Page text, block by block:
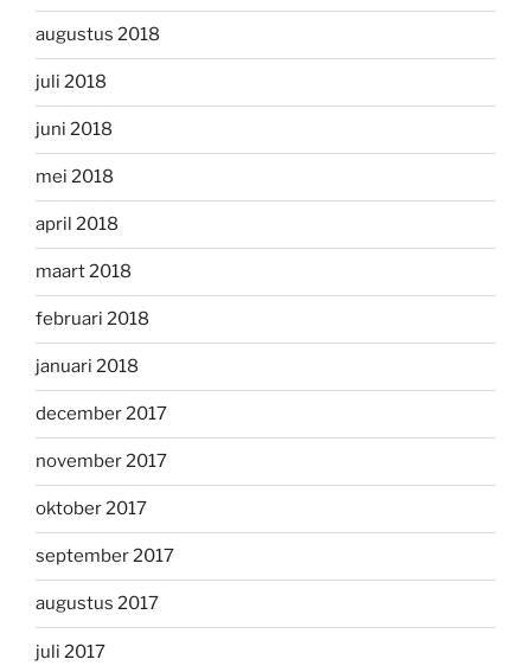
augustus 2018
juli 2018
juni 2018
mei 2018
april 2018
maart 2018
februari 2018
januari 2018
december 2017
november 2017
oktober 2017
september 2017
augustus 2017
juli 2017